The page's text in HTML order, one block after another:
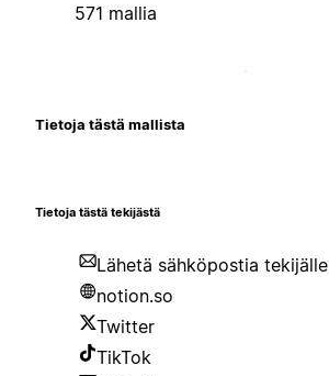
571 mallia
Tietoja tästä mallista
Tietoja tästä tekijästä
Lähetä sähköpostia tekijälle
notion.so
Twitter
TikTok